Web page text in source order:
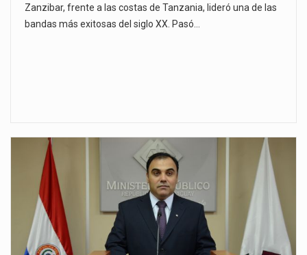
Zanzibar, frente a las costas de Tanzania, lideró una de las
bandas más exitosas del siglo XX. Pasó…